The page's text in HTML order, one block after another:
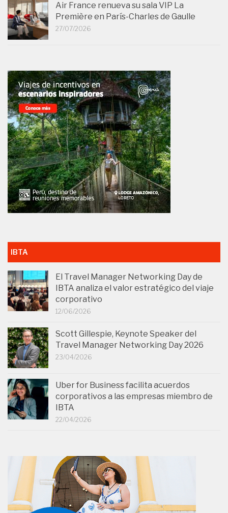
Air France renueva su sala VIP La
Première en París-Charles de Gaulle
27/07/2026
IBTA
El Travel Manager Networking Day de
IBTA analiza el valor estratégico del viaje
corporativo
12/06/2026
Scott Gillespie, Keynote Speaker del
Travel Manager Networking Day 2026
23/04/2026
Uber for Business facilita acuerdos
corporativos a las empresas miembro de
IBTA
22/04/2026